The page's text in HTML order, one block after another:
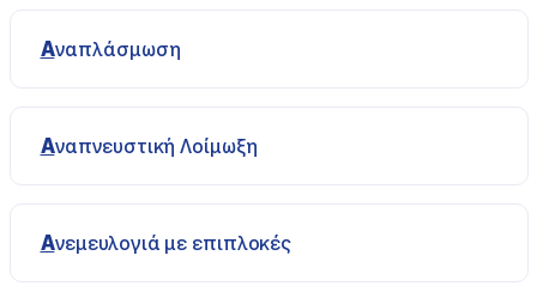
Αναπλάσμωση
Αναπνευστική Λοίμωξη
Ανεμευλογιά με επιπλοκές